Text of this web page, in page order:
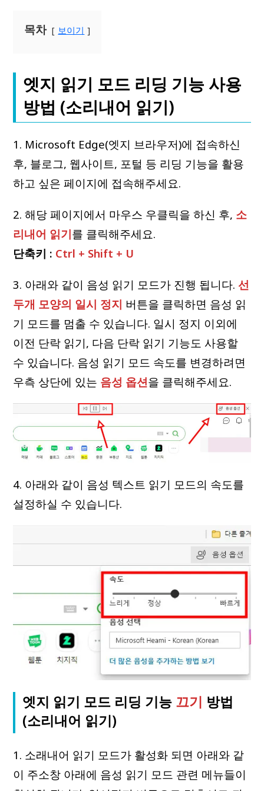
목차 보이기
엣지 읽기 모드 리딩 기능 사용
방법 (소리내어 읽기)
1. Microsoft Edge(엣지 브라우저)에 접속하신
후, 블로그, 웹사이트, 포털 등 리딩 기능을 활용
하고 싶은 페이지에 접속해주세요.
2. 해당 페이지에서 마우스 우클릭을 하신 후, 소
리내어 읽기를 클릭해주세요.
단축키 : Ctrl + Shift + U
3. 아래와 같이 음성 읽기 모드가 진행 됩니다.선
두개 모양의 일시 정지 버튼을 클릭하면 음성 읽
기 모드를 멈출 수 있습니다. 일시 정지 이외에
이전 단락 읽기, 다음 단락 읽기 기능도 사용할
수 있습니다. 음성 읽기 모드 속도를 변경하려면
우측 상단에 있는 음성 옵션을 클릭해주세요.
4. 아래와 같이 음성 텍스트 읽기 모드의 속도를
설정하실 수 있습니다.
엣지 읽기 모드 리딩 기능 끄기 방법
(소리내어 읽기)
1. 소래내어 읽기 모드가 활성화 되면 아래와 같
이 주소창 아래에 음성 읽기 모드 관련 메뉴들이